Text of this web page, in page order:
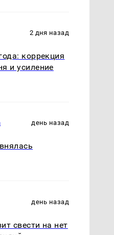
2 дня назад
коррекция
и усиление
день назад
день назад
свести на нет